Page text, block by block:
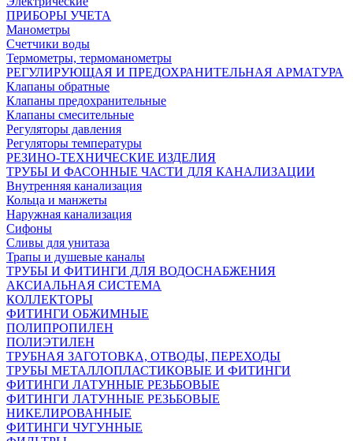
ПРИБОРЫ УЧЕТА
Манометры
Счетчики воды
Термометры, термоманометры
РЕГУЛИРУЮЩАЯ И ПРЕДОХРАНИТЕЛЬНАЯ АРМАТУРА
Клапаны обратные
Клапаны предохранительные
Клапаны смесительные
Регуляторы давления
Регуляторы температуры
РЕЗИНО-ТЕХНИЧЕСКИЕ ИЗДЕЛИЯ
ТРУБЫ И ФАСОННЫЕ ЧАСТИ ДЛЯ КАНАЛИЗАЦИИ
Внутренняя канализация
Кольца и манжеты
Наружная канализация
Сифоны
Сливы для унитаза
Трапы и душевые каналы
ТРУБЫ И ФИТИНГИ ДЛЯ ВОДОСНАБЖЕНИЯ
АКСИАЛЬНАЯ СИСТЕМА
КОЛЛЕКТОРЫ
ФИТИНГИ ОБЖИМНЫЕ
ПОЛИПРОПИЛЕН
ПОЛИЭТИЛЕН
ТРУБНАЯ ЗАГОТОВКА, ОТВОДЫ, ПЕРЕХОДЫ
ТРУБЫ МЕТАЛЛОПЛАСТИКОВЫЕ И ФИТИНГИ
ФИТИНГИ ЛАТУННЫЕ РЕЗЬБОВЫЕ
ФИТИНГИ ЛАТУННЫЕ РЕЗЬБОВЫЕ
НИКЕЛИРОВАННЫЕ
ФИТИНГИ ЧУГУННЫЕ